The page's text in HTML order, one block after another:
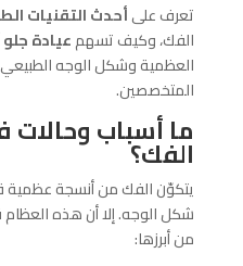
تعرف علىأحدث التقنيات
الفك، وكيف تسهمعيادة
العظمية وشكل الوجه الطبيعي
المتخصصين.
ما أسباب
الفك؟
يتكوّن الفك من أنسجة عظمية
شكل الوجه. إلا أن هذه العظام
من أبرزها: